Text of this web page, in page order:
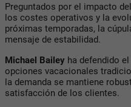
Preguntados por el impacto
los costes operativos y la
próximas temporadas, la
mensaje de estabilidad.
Michael Bailey ha defendido
opciones vacacionales
la demanda se mantiene
satisfacción de los clientes.